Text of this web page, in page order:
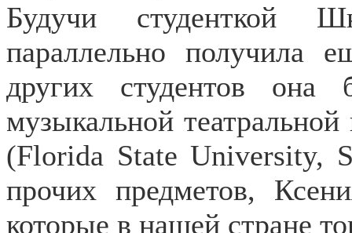
Будучи студенткой
параллельно получила
других студентов
музыкальной
(Florida State University,
прочих предметов,
которые в нашей стране